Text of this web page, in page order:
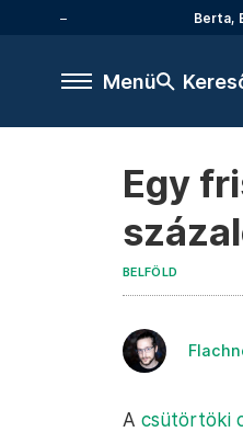
Berta,
Menü
Egy
BELFÖLD
A csütörtöki